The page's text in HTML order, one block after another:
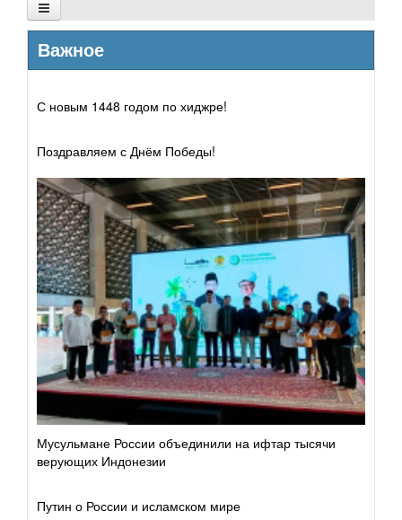
Основы Ислама
Исламское право
Тасаввуф
Добродетель
Грехи
Дуа
Важное
С новым 1448 годом по хиджре!
Поздравляем с Днём Победы!
Мусульмане России объединили на ифтар тысячи
верующих Индонезии
Путин о России и исламском мире